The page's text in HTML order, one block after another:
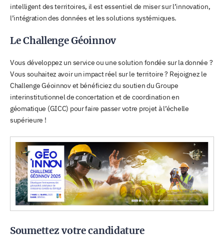
intelligent des territoires, il est essentiel de miser sur l’innovation,
l’intégration des données et les solutions systémiques.
Le Challenge Géoinnov
Vous développez un service ou une solution fondée sur la donnée ?
Vous souhaitez avoir un impact réel sur le territoire ? Rejoignez le
Challenge Géoinnov et bénéficiez du soutien du Groupe
interinstitutionnel de concertation et de coordination en
géomatique (GICC) pour faire passer votre projet à l’échelle
supérieure !
Soumettez votre candidature